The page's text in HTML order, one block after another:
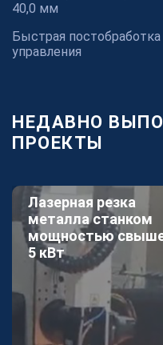
Стать партнером
Мы помогаем получать
партнерам в области
металла.
Как стать партнером
СТАТЬ
40,0 мм
Быстрая
управления
НЕДАВНО
ПРОЕКТЫ
Лазерная резка
металла станком
мощностью
5 кВт